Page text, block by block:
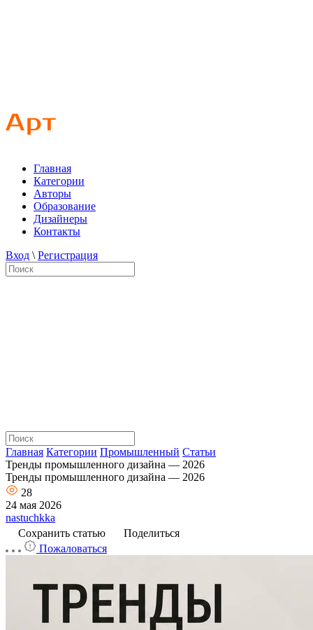
Главная
Категории
Авторы
Образование
Дизайнеры
Контакты
Вход \ Регистрация
Главная Категории Промышленный Статьи
Тренды промышленного дизайна — 2026
Тренды промышленного дизайна — 2026
28
24 мая 2026
nastuchkka
Сохранить статью
Поделиться
Пожаловаться